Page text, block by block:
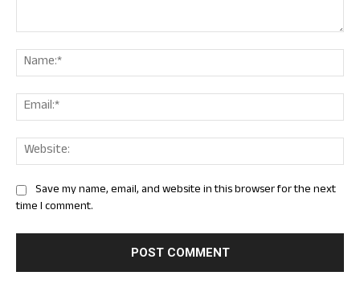
Save my name, email, and website in this browser for the next
time I comment.